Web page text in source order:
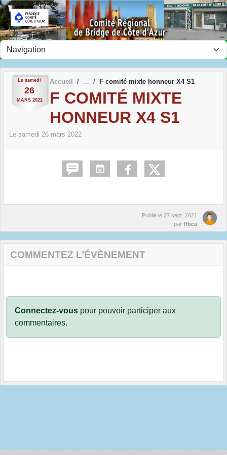
Le samedi
26
MARS 2022
Accueil F comité mixte honneur X4 S1
F COMITÉ MIXTE
HONNEUR X4 S1
Le samedi 26 mars 2022
Publié le 27 sept. 2021
par ffbca
COMMENTEZ L’ÉVÈNEMENT
Connectez-vous pour pouvoir participer aux
commentaires.
Panneau de gestion des cookies